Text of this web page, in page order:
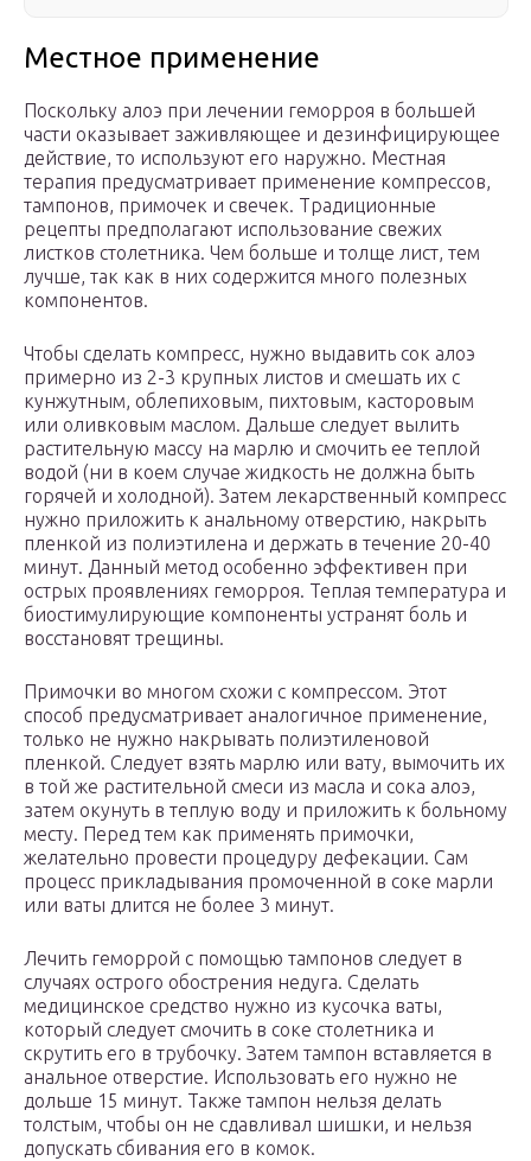
Местное применение
Поскольку алоэ при лечении геморроя в большей
части оказывает заживляющее и дезинфицирующее
действие, то используют его наружно. Местная
терапия предусматривает применение компрессов,
тампонов, примочек и свечек. Традиционные
рецепты предполагают использование свежих
листков столетника. Чем больше и толще лист, тем
лучше, так как в них содержится много полезных
компонентов.
Чтобы сделать компресс, нужно выдавить сок алоэ
примерно из 2-3 крупных листов и смешать их с
кунжутным, облепиховым, пихтовым, касторовым
или оливковым маслом. Дальше следует вылить
растительную массу на марлю и смочить ее теплой
водой (ни в коем случае жидкость не должна быть
горячей и холодной). Затем лекарственный компресс
нужно приложить к анальному отверстию, накрыть
пленкой из полиэтилена и держать в течение 20-40
минут. Данный метод особенно эффективен при
острых проявлениях геморроя. Теплая температура и
биостимулирующие компоненты устранят боль и
восстановят трещины.
Примочки во многом схожи с компрессом. Этот
способ предусматривает аналогичное применение,
только не нужно накрывать полиэтиленовой
пленкой. Следует взять марлю или вату, вымочить их
в той же растительной смеси из масла и сока алоэ,
затем окунуть в теплую воду и приложить к больному
месту. Перед тем как применять примочки,
желательно провести процедуру дефекации. Сам
процесс прикладывания промоченной в соке марли
или ваты длится не более 3 минут.
Лечить геморрой с помощью тампонов следует в
случаях острого обострения недуга. Сделать
медицинское средство нужно из кусочка ваты,
который следует смочить в соке столетника и
скрутить его в трубочку. Затем тампон вставляется в
анальное отверстие. Использовать его нужно не
дольше 15 минут. Также тампон нельзя делать
толстым, чтобы он не сдавливал шишки, и нельзя
допускать сбивания его в комок.